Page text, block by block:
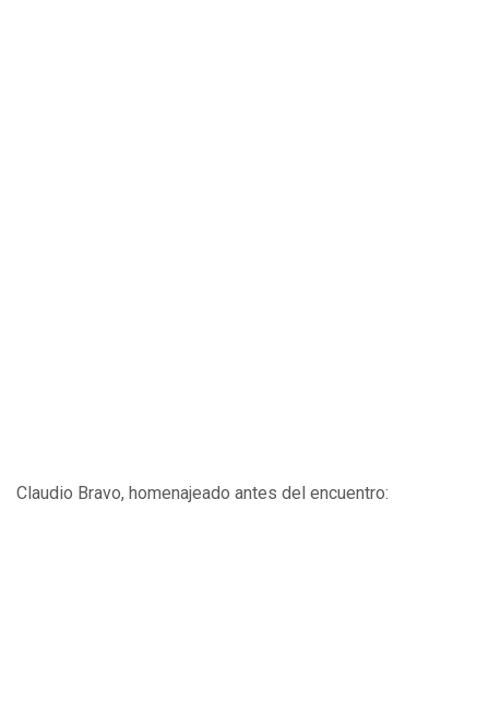
Claudio Bravo, homenajeado antes del encuentro: